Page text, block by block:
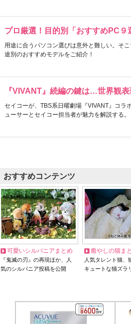
プロ厳選！目的別「おすすめPC９
用途に合うパソコン選びは意外と難しい。そ
途別のおすすめモデルをご紹介！
『VIVANT』続編の鍵は…世界観
セイコーが、TBS系日曜劇場『VIVANT』コラ
ューサーとセイコー担当者が魅力を解説する。
おすすめコンテンツ
可愛いシルバニアまとめ
『鬼滅の刃』の再現ほか、人
気のシルバニア投稿を公開
癒やしの猫ま
人気タレント猫
キュートな猫ズラ